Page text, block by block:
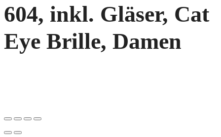
604, inkl. Gläser, Cat
Eye Brille, Damen